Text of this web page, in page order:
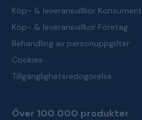
Köp- & leveransvillkor Konsument
Köp- & leveransvillkor Företag
Behandling av personuppgifter
Cookies
Tillgänglighetsredogörelse
Över 100 000 produkter